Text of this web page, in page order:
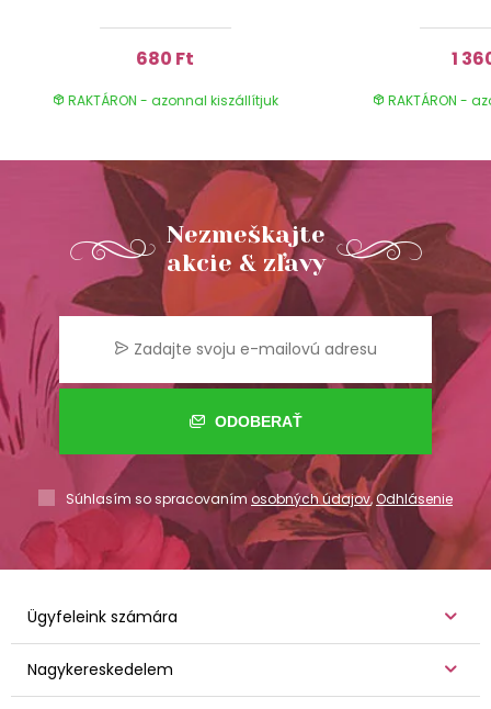
680 Ft
RAKTÁRON - azonnal kiszállítjuk
1
RAKTÁRON -
Nezmeškajte
akcie & zľavy
ODOBERAŤ
Súhlasím so spracovaním osobných údajov,Odhlásenie
Ügyfeleink számára
Nagykereskedelem